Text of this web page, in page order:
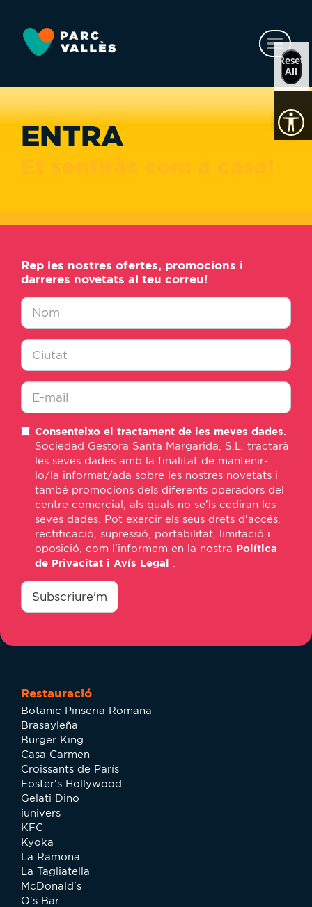
contingut
ENTRA
Rep les nostres ofertes, promocions i
darreres novetats al teu correu!
Nombre
Ciudad
mail
Consenteixo el tractament de les meves dades.
Sociedad Gestora Santa Margarida, S.L. tractarà
les seves dades amb la finalitat de mantenir-
lo/la informat/ada sobre les nostres novetats i
també promocions dels diferents operadors del
centre comercial, als quals no se'ls cediran les
seves dades. Pot exercir els seus drets d'accés,
rectificació, supressió, portabilitat, limitació i
oposició, com l'informem en la nostra Política
de Privacitat i Avís Legal
consentimiento
Subscriure'm
Restauració
Botanic Pinseria Romana
Brasayleña
Burger King
Casa Carmen
Croissants de París
Foster's Hollywood
Gelati Dino
iunivers
KFC
Kyoka
La Ramona
La Tagliatella
McDonald's
O's Bar
Reset
All